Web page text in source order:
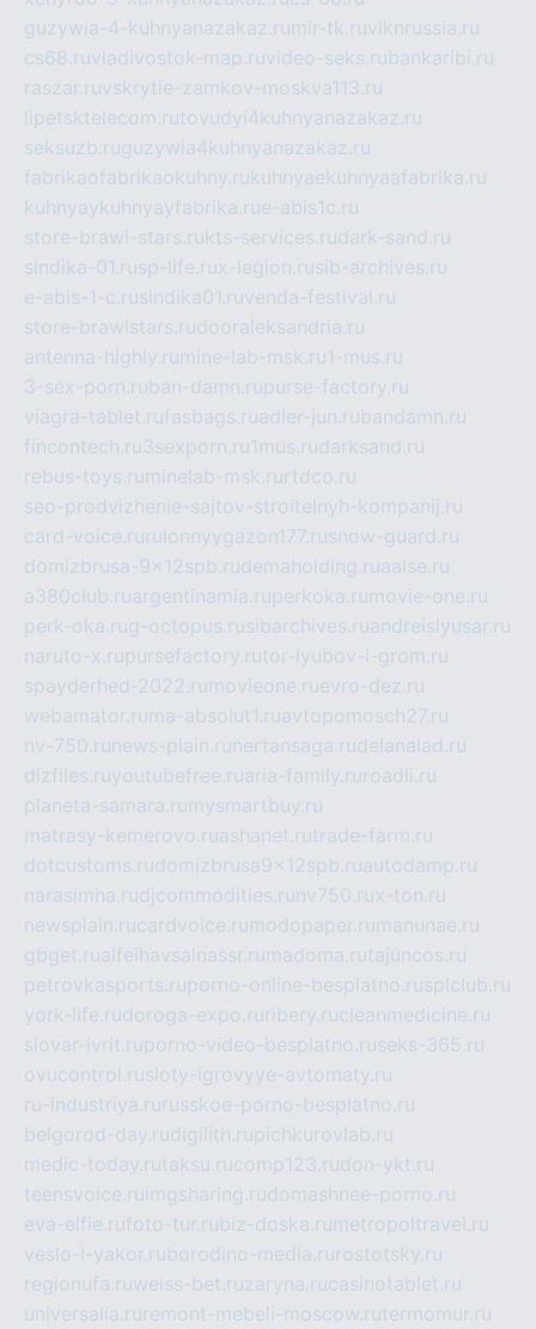
guzywia-4-kuhnyanazakaz.ru mir-tk.ruvlknrussia.ru
cs68.ruvladivostok-map.ruvideo-seks.rubankaribi.ru
raszar.ruvskrytie-zamkov-moskva113.ru
lipetsktelecom.rutovudyi4kuhnyanazakaz.ru
seksuzb.ruguzywia4kuhnyanazakaz.ru
fabrikaofabrikaokuhny.rukuhnyaekuhnyaafabrika.ru
kuhnyaykuhnyayfabrika.rue-abis1c.ru
store-brawl-stars.rukts-services.rudark-sand.ru
sindika-01.rusp-life.rux-legion.rusib-archives.ru
e-abis-1-c.rusindika01.ruvenda-festival.ru
store-brawlstars.rudooraleksandria.ru
antenna-highly.ru mine-lab-msk.ru1-mus.ru
3-sex-porn.ruban-damn.rupurse-factory.ru
viagra-tablet.rufasbags.ruadler-jun.rubandamn.ru
fincontech.ru3sexporn.ru1mus.rudarksand.ru
rebus-toys.ru minelab-msk.ru rtdco.ru
seo-prodvizhenie-sajtov-stroitelnyh-kompanij.ru
card-voice.ru rulonnyygazon177.rusnow-guard.ru
domizbrusa-9x12spb.rudemaholding.ruaalse.ru
a380club.ruargentinamia.ruperkoka.ru movie-one.ru
perk-oka.rug-octopus.rusibarchives.ruandreislyusar.ru
naruto-x.rupursefactory.rutor-lyubov-i-grom.ru
spayderhed-2022.ru movieone.ruevro-dez.ru
webamator.ru ma-absolut1.ruavtopomosch27.ru
nv-750.ru news-plain.ru nertansaga.rudelanalad.ru
dizfiles.ruyoutubefree.ruaria-family.ru roadli.ru
planeta-samara.ru mysmartbuy.ru
matrasy-kemerovo.ruashanet.rutrade-farm.ru
dotcustoms.rudomizbrusa9x12spb.ruautodamp.ru
narasimha.rudjcommodities.ru nv750.rux-ton.ru
newsplain.rucardvoice.ru modopaper.ru manunae.ru
gbget.rualfeihavsalnassr.ru madoma.rutajuncos.ru
petrovkasports.ruporno-online-besplatno.rusplclub.ru
york-life.rudoroga-expo.ru ribery.rucleanmedicine.ru
slovar-ivrit.ruporno-video-besplatno.ruseks-365.ru
ovucontrol.rusloty-igrovyye-avtomaty.ru
ru-industriya.ru russkoe-porno-besplatno.ru
belgorod-day.rudigilith.rupichkurovlab.ru
medic-today.rutaksu.rucomp123.rudon-ykt.ru
teensvoice.ru imgsharing.rudomashnee-porno.ru
eva-elfie.rufoto-tur.rubiz-doska.ru metropoltravel.ru
veslo-i-yakor.ruborodino-media.ru rostotsky.ru
regionufa.ruweiss-bet.ruzaryna.rucasinotablet.ru
universalia.ru remont-mebeli-moscow.rutermomur.ru